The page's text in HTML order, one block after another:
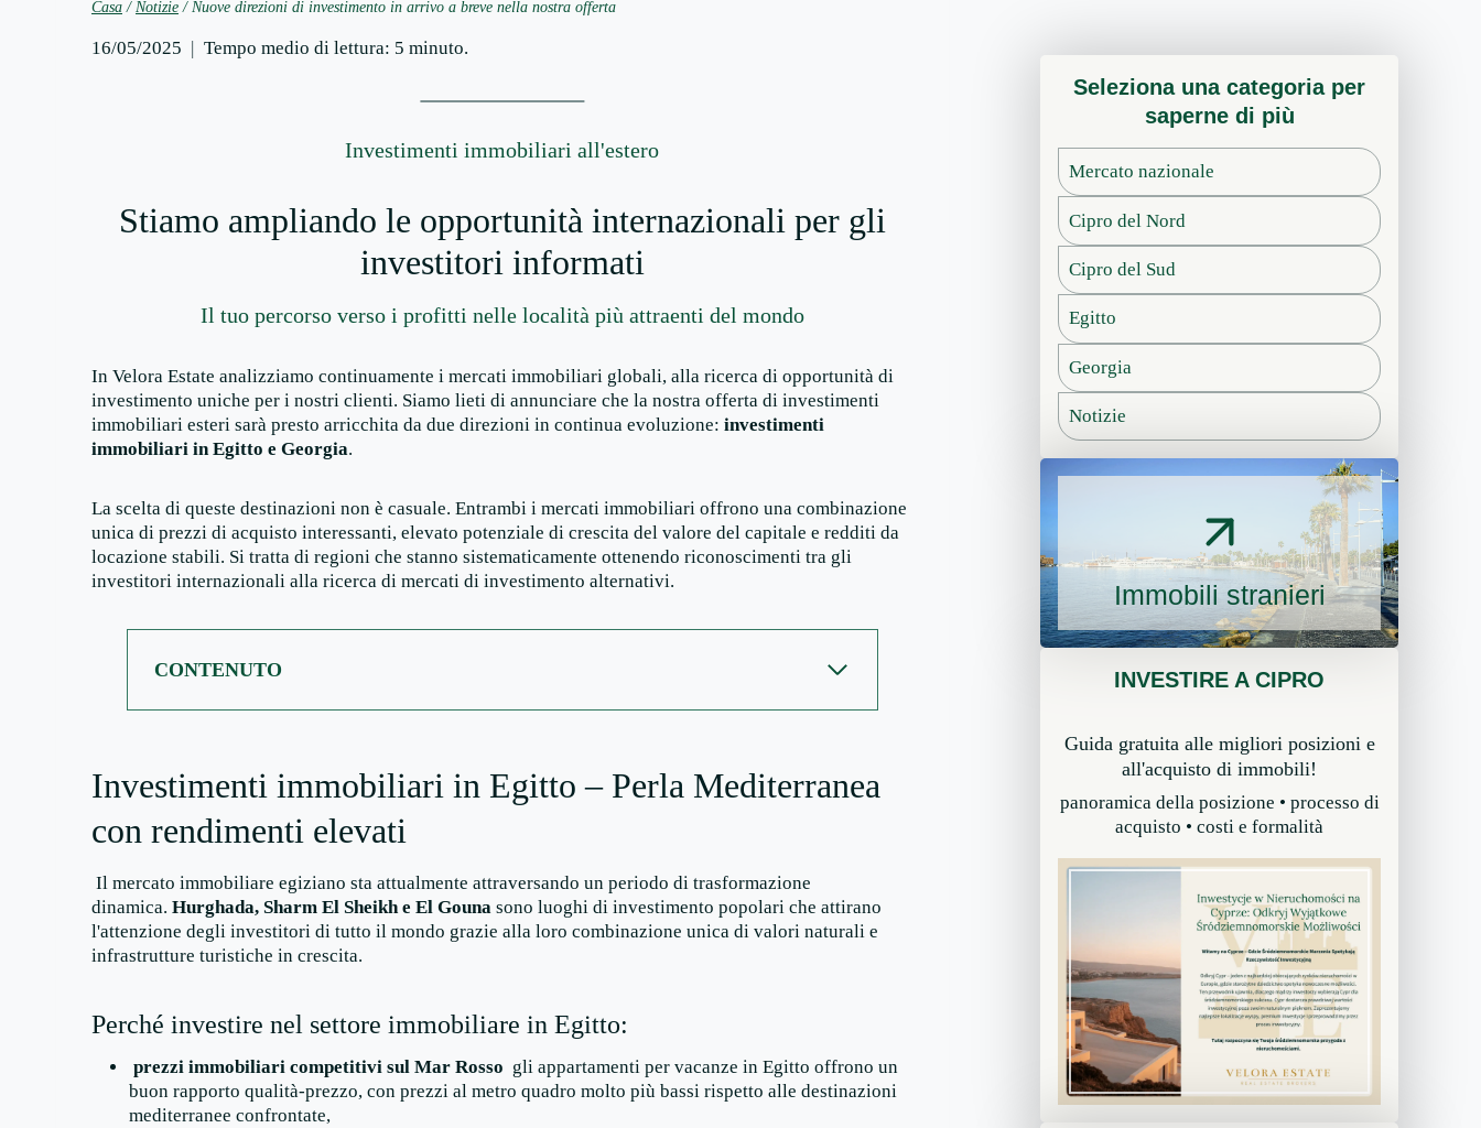
Casa / Notizie / Nuove direzioni di investimento in arrivo a breve nella nostra offerta
16/05/2025 Tempo medio di lettura: 5 minuto.
Investimenti immobiliari all'estero
Stiamo ampliando le opportunità internazionali per gli
investitori informati
Il tuo percorso verso i profitti nelle località più attraenti del mondo
In Velora Estate analizziamo continuamente i mercati immobiliari globali, alla ricerca di opportunità di
investimento uniche per i nostri clienti. Siamo lieti di annunciare che la nostra offerta di investimenti
immobiliari esteri sarà presto arricchita da due direzioni in continua evoluzione: investimenti
immobiliari in Egitto e Georgia.
La scelta di queste destinazioni non è casuale. Entrambi i mercati immobiliari offrono una combinazione
unica di prezzi di acquisto interessanti, elevato potenziale di crescita del valore del capitale e redditi da
locazione stabili. Si tratta di regioni che stanno sistematicamente ottenendo riconoscimenti tra gli
investitori internazionali alla ricerca di mercati di investimento alternativi.
CONTENUTO
Investimenti immobiliari in Egitto – Perla Mediterranea
con rendimenti elevati
Il mercato immobiliare egiziano sta attualmente attraversando un periodo di trasformazione
dinamica. Hurghada, Sharm El Sheikh e El Gouna sono luoghi di investimento popolari che attirano
l'attenzione degli investitori di tutto il mondo grazie alla loro combinazione unica di valori naturali e
infrastrutture turistiche in crescita.
Perché investire nel settore immobiliare in Egitto:
prezzi immobiliari competitivi sul Mar Rosso gli appartamenti per vacanze in Egitto offrono un
buon rapporto qualità-prezzo, con prezzi al metro quadro molto più bassi rispetto alle destinazioni
mediterranee confrontate,
Seleziona una categoria per
saperne di più
Mercato nazionale
Cipro del Nord
Cipro del Sud
Egitto
Georgia
Notizie
Immobili stranieri
INVESTIRE A CIPRO
Guida gratuita alle migliori posizioni e
all'acquisto di immobili!
panoramica della posizione • processo di
acquisto • costi e formalità